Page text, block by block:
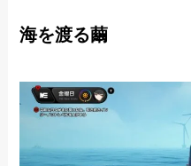
海を渡る繭